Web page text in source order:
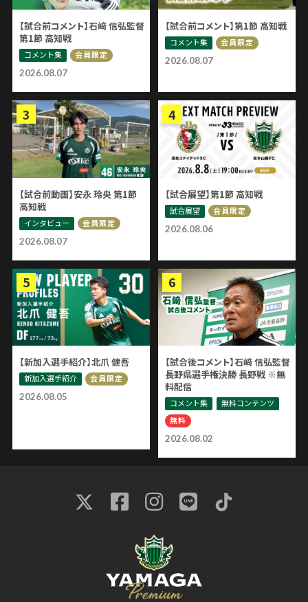
2026.08.07
【試合前コメント】石﨑 信弘監督
第1節 高知戦
コメント集 会員限定
2026.08.07
【試合前コメント】第1節 高知戦
コメント集 会員限定
2026.08.07
【試合前動画】安永 玲央 第1節
高知戦
インタビュー 会員限定
2026.08.06
【試合展望】第1節 高知戦
試合展望 会員限定
2026.08.05
【新加入選手紹介】北爪 健吾
新加入選手紹介 会員限定
2026.08.02
【試合後コメント】石﨑 信弘監督
長野県選手権決勝 長野戦 ※無
料配信
コメント集
無料コンテンツ
無料